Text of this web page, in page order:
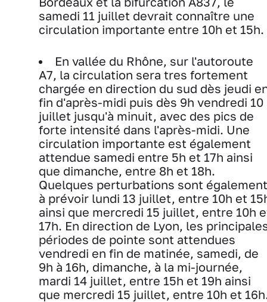
samedi 11 juillet devrait connaître une
circulation importante entre 10h et 15h.
En vallée du Rhône, sur l'autoroute
A7, la circulation sera tres fortement
chargée en direction du sud dès jeudi
fin d'après-midi puis dès 9h vendredi 10
juillet jusqu'à minuit, avec des pics de
forte intensité dans l'après-midi. Une
circulation importante est également
attendue samedi entre 5h et 17h ainsi
que dimanche, entre 8h et 18h.
Quelques perturbations sont également
à prévoir lundi 13 juillet, entre 10h et
ainsi que mercredi 15 juillet, entre 10h
17h. En direction de Lyon, les
périodes de pointe sont attendues
vendredi en fin de matinée, samedi, de
9h à 16h, dimanche, à la mi-journée,
mardi 14 juillet, entre 15h et 19h ainsi
que mercredi 15 juillet, entre 10h et